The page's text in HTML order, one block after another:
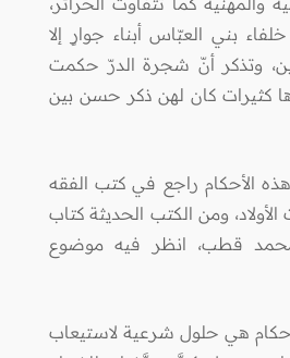
بني العبّاس أبناء جوارٍ إلا
وتذكر أنّ شجرة الدرّ حكمت
كثيرات كان لهن ذكر حسن بين
الأحكام راجع في كتب الفقه
الأولاد، ومن الكتب الحديثة كتاب
قطب، انظر فيه موضوع
هي حلول شرعية لاستيعاب